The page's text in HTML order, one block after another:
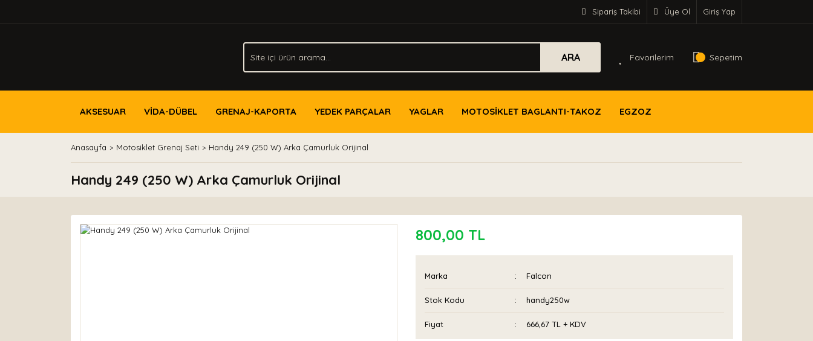
Sipariş Takibi Üye Ol Giriş Yap
ARA Favorilerim Sepetim
AKSESUAR VİDA-DÜBEL GRENAJ-KAPORTA YEDEK PARÇALAR YAGLAR MOTOSİKLET BAGLANTI-TAKOZ EGZOZ
Anasayfa Motosiklet Grenaj Seti Handy 249 (250 W) Arka Çamurluk Orijinal
Handy 249 (250 W) Arka Çamurluk Orijinal
800,00 TL
Marka Falcon
Stok Kodu handy250w
Fiyat 666,67 TL + KDV